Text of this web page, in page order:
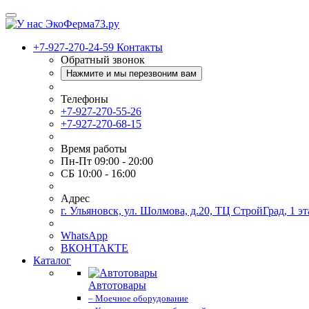
+7-927-270-24-59 Контакты
Обратный звонок
Нажмите и мы перезвоним вам
Телефоны
+7-927-270-55-26
+7-927-270-68-15
Время работы
Пн-Пт 09:00 - 20:00
СБ 10:00 - 16:00
Адрес
г. Ульяновск, ул. Шолмова, д.20, ТЦ СтройГрад, 1
WhatsApp
ВКОНТАКТЕ
Каталог
Автотовары
– Моечное оборудование